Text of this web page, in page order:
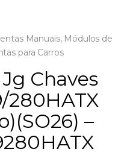
Manuais, Módulos de
para Carros
Jg Chaves
280HATX
–